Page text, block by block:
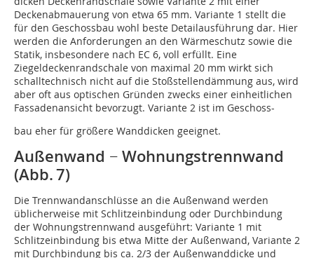
Deckenabmauerung von etwa 65 mm. Variante 1 stellt die
für den Geschossbau wohl beste Detailausführung dar. Hier
werden die Anforderungen an den Wärmeschutz sowie die
Statik, insbesondere nach EC 6, voll erfüllt. Eine
Ziegeldeckenrandschale von maximal 20 mm wirkt sich
schalltechnisch nicht auf die Stoßstellendämmung aus, wird
aber oft aus optischen Gründen zwecks einer einheitlichen
Fassadenansicht bevorzugt. Variante 2 ist im Geschoss-
bau eher für größere Wanddicken geeignet.
Außenwand − Wohnungstrennwand
(Abb. 7)
Die Trennwandanschlüsse an die Außenwand werden
üblicherweise mit Schlitzeinbindung oder Durchbindung
der Wohnungstrennwand ausgeführt: Variante 1 mit
Schlitzeinbindung bis etwa Mitte der Außenwand, Variante 2
mit Durchbindung bis ca. 2/3 der Außenwanddicke und